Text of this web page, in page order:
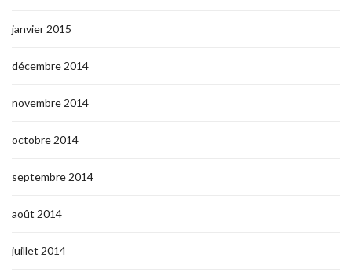
janvier 2015
décembre 2014
novembre 2014
octobre 2014
septembre 2014
août 2014
juillet 2014